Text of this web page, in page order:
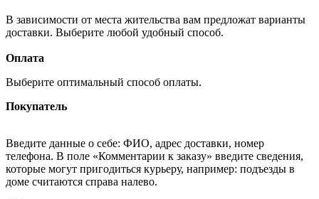
В зависимости от места жительства вам предложат варианты
доставки. Выберите любой удобный способ.
Оплата
Выберите оптимальный способ оплаты.
Покупатель
Введите данные о себе: ФИО, адрес доставки, номер
телефона. В поле «Комментарии к заказу» введите сведения,
которые могут пригодиться курьеру, например: подъезды в
доме считаются справа налево.